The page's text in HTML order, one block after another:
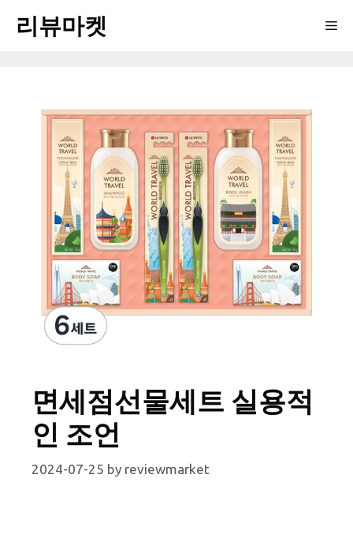
리뷰마켓
면세점선물세트 실용적
인 조언
2024-07-25 by reviewmarket